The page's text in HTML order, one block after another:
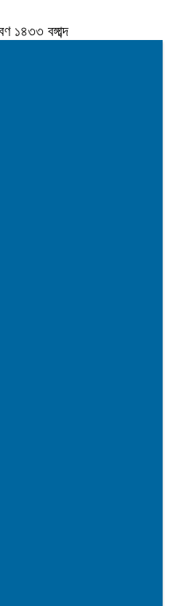
১৪৩৩ বঙ্গাব্দ